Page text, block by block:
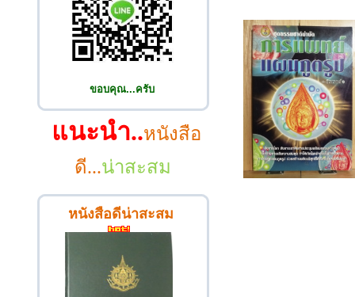
ขอบคุณ...ครับ
แนะนำ..หนังสือ
ดี...น่าสะสม
หนังสือดีน่าสะสม